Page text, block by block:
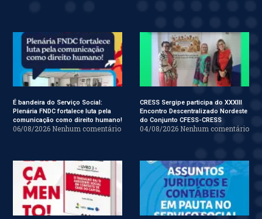
É bandeira do Serviço Social:
Plenária FNDC fortalece luta pela
comunicação como direito humano!
06/08/2026 Nenhum comentário
CRESS Sergipe participa do XXXIII
Encontro Descentralizado Nordeste
do Conjunto CFESS-CRESS
04/08/2026 Nenhum comentário